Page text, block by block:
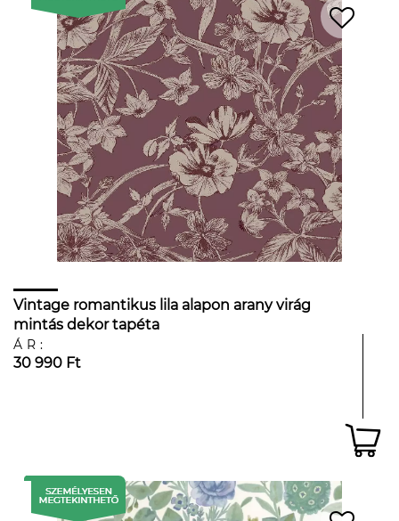
Vintage romantikus lila alapon arany virág
mintás dekor tapéta
ÁR:
30 990 Ft